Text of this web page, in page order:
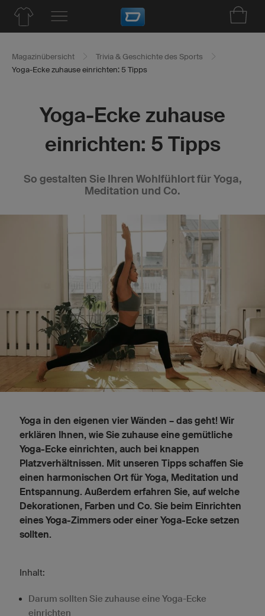
Magazinübersicht
Trivia & Geschichte des Sports
Yoga-Ecke zuhause einrichten: 5 Tipps
Yoga-Ecke zuhause
einrichten: 5 Tipps
So gestalten Sie Ihren Wohlfühlort für Yoga,
Meditation und Co.
Yoga in den eigenen vier Wänden – das geht! Wir
erklären Ihnen, wie Sie zuhause eine gemütliche
Yoga-Ecke einrichten, auch bei knappen
Platzverhältnissen. Mit unseren Tipps schaffen Sie
einen harmonischen Ort für Yoga, Meditation und
Entspannung. Außerdem erfahren Sie, auf welche
Dekorationen, Farben und Co. Sie beim Einrichten
eines Yoga-Zimmers oder einer Yoga-Ecke setzen
sollten.
Inhalt:
Darum sollten Sie zuhause eine Yoga-Ecke
einrichten